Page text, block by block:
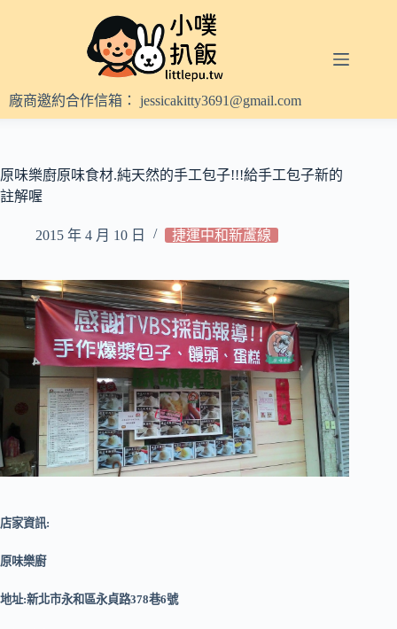
內
容
廠商邀約合作信箱： jessicakitty3691@gmail.com
原味樂廚原味食材.純天然的手工包子!!!給手工包子新的
註解喔
2015 年 4 月 10 日 捷運中和新蘆線
店家資訊:
原味樂廚
地址:新北市永和區永貞路378巷6號